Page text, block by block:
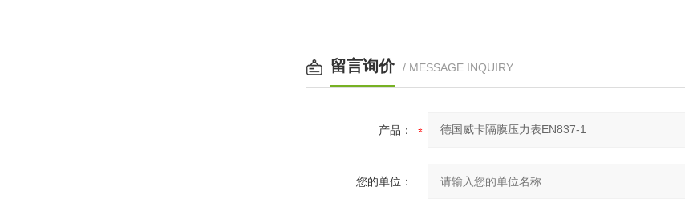
留言询价 / MESSAGE INQUIRY
产品：
您的单位：